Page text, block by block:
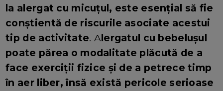
la alergat cu micuțul, este esențial să fie
conștientă de riscurile asociate acestui
tip de activitate. Alergatul cu bebelușul
poate părea o modalitate plăcută de a
face exerciții fizice și de a petrece timp
în aer liber, însă există pericole serioase